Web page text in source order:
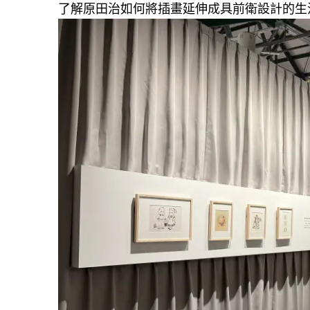
了解原田治如何將插畫延伸成具前衛設計的